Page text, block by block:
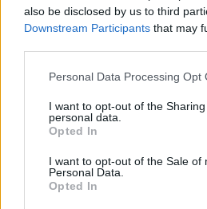
also be disclosed by us to third
Downstream Participants that may
Personal Data Processing Opt
I want to opt-out of the
personal data.
Opted In
I want to opt-out of the Sale of
Personal Data.
Opted In